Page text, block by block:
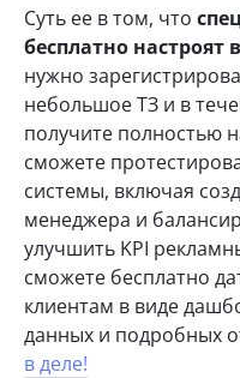
Суть ее в том, что
бесплатно
нужно
небольшое ТЗ и в
получите полностью
сможете
системы, включая
менеджера и
улучшить KPI
сможете бесплатно
клиентам в виде
данных и подробных
в деле!